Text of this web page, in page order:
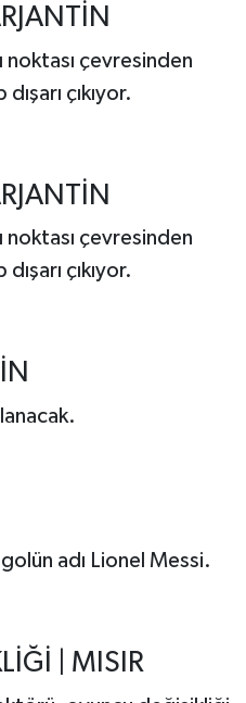
çevresinden
çıkıyor.
çevresinden
çıkıyor.
adı Lionel Messi.
| MISIR